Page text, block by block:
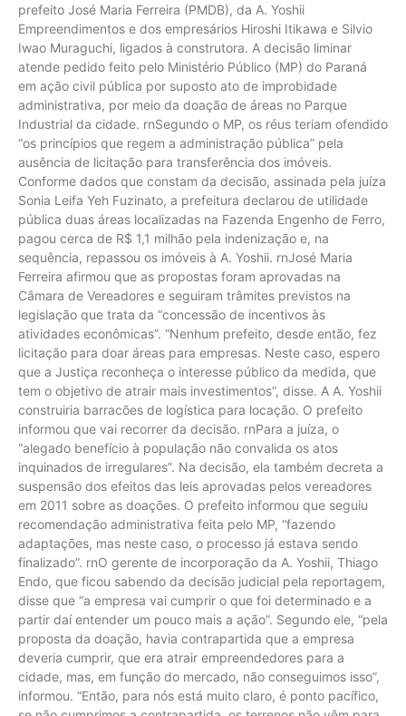
prefeito José Maria Ferreira (PMDB), da A. Yoshii
Empreendimentos e dos empresários Hiroshi Itikawa e Silvio
Iwao Muraguchi, ligados à construtora. A decisão liminar
atende pedido feito pelo Ministério Público (MP) do Paraná
em ação civil pública por suposto ato de improbidade
administrativa, por meio da doação de áreas no Parque
Industrial da cidade. rnSegundo o MP, os réus teriam ofendido
“os princípios que regem a administração pública” pela
ausência de licitação para transferência dos imóveis.
Conforme dados que constam da decisão, assinada pela juíza
Sonia Leifa Yeh Fuzinato, a prefeitura declarou de utilidade
pública duas áreas localizadas na Fazenda Engenho de Ferro,
pagou cerca de R$ 1,1 milhão pela indenização e, na
sequência, repassou os imóveis à A. Yoshii. rnJosé Maria
Ferreira afirmou que as propostas foram aprovadas na
Câmara de Vereadores e seguiram trâmites previstos na
legislação que trata da “concessão de incentivos às
atividades econômicas”. “Nenhum prefeito, desde então, fez
licitação para doar áreas para empresas. Neste caso, espero
que a Justiça reconheça o interesse público da medida, que
tem o objetivo de atrair mais investimentos”, disse. A A. Yoshii
construiria barracões de logística para locação. O prefeito
informou que vai recorrer da decisão. rnPara a juíza, o
“alegado benefício à população não convalida os atos
inquinados de irregulares”. Na decisão, ela também decreta a
suspensão dos efeitos das leis aprovadas pelos vereadores
em 2011 sobre as doações. O prefeito informou que seguiu
recomendação administrativa feita pelo MP, “fazendo
adaptações, mas neste caso, o processo já estava sendo
finalizado”. rnO gerente de incorporação da A. Yoshii, Thiago
Endo, que ficou sabendo da decisão judicial pela reportagem,
disse que “a empresa vai cumprir o que foi determinado e a
partir daí entender um pouco mais a ação”. Segundo ele, “pela
proposta da doação, havia contrapartida que a empresa
deveria cumprir, que era atrair empreendedores para a
cidade, mas, em função do mercado, não conseguimos isso”,
informou. “Então, para nós está muito claro, é ponto pacífico,